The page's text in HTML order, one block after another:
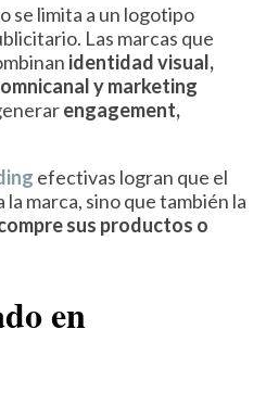
se limita a un logotipo
Las marcas que
identidad visual,
y marketing
engagement,
efectivas logran que el
marca, sino que también la
sus productos o
en